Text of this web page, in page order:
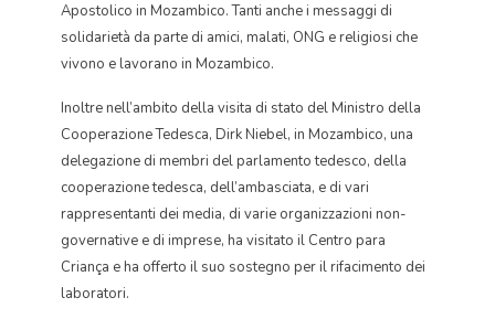
Apostolico in Mozambico. Tanti anche i messaggi di
solidarietà da parte di amici, malati, ONG e religiosi che
vivono e lavorano in Mozambico.
Inoltre nell’ambito della visita di stato del Ministro della
Cooperazione Tedesca, Dirk Niebel, in Mozambico, una
delegazione di membri del parlamento tedesco, della
cooperazione tedesca, dell’ambasciata, e di vari
rappresentanti dei media, di varie organizzazioni non-
governative e di imprese, ha visitato il Centro para
Criança e ha offerto il suo sostegno per il rifacimento dei
laboratori.